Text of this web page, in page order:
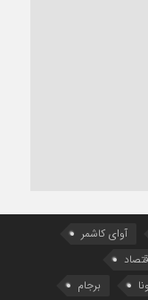
آوای کاشمر
برجام